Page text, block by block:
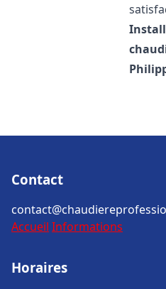
Contact
Accueil Informations
Horaires